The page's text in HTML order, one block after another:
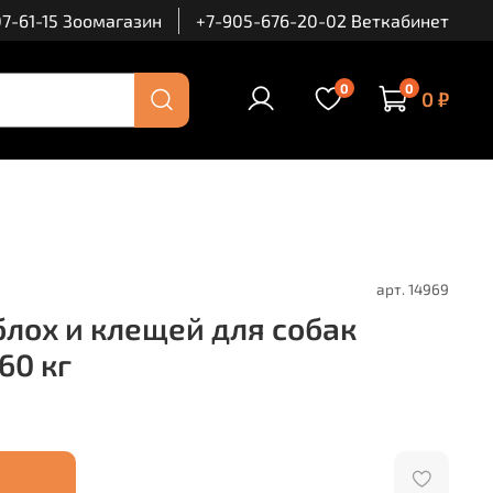
61-15 Зоомагазин +7-905-676-20-02 Веткабинет
0 0 0 ₽
арт. 14969
и клещей для собак
кг